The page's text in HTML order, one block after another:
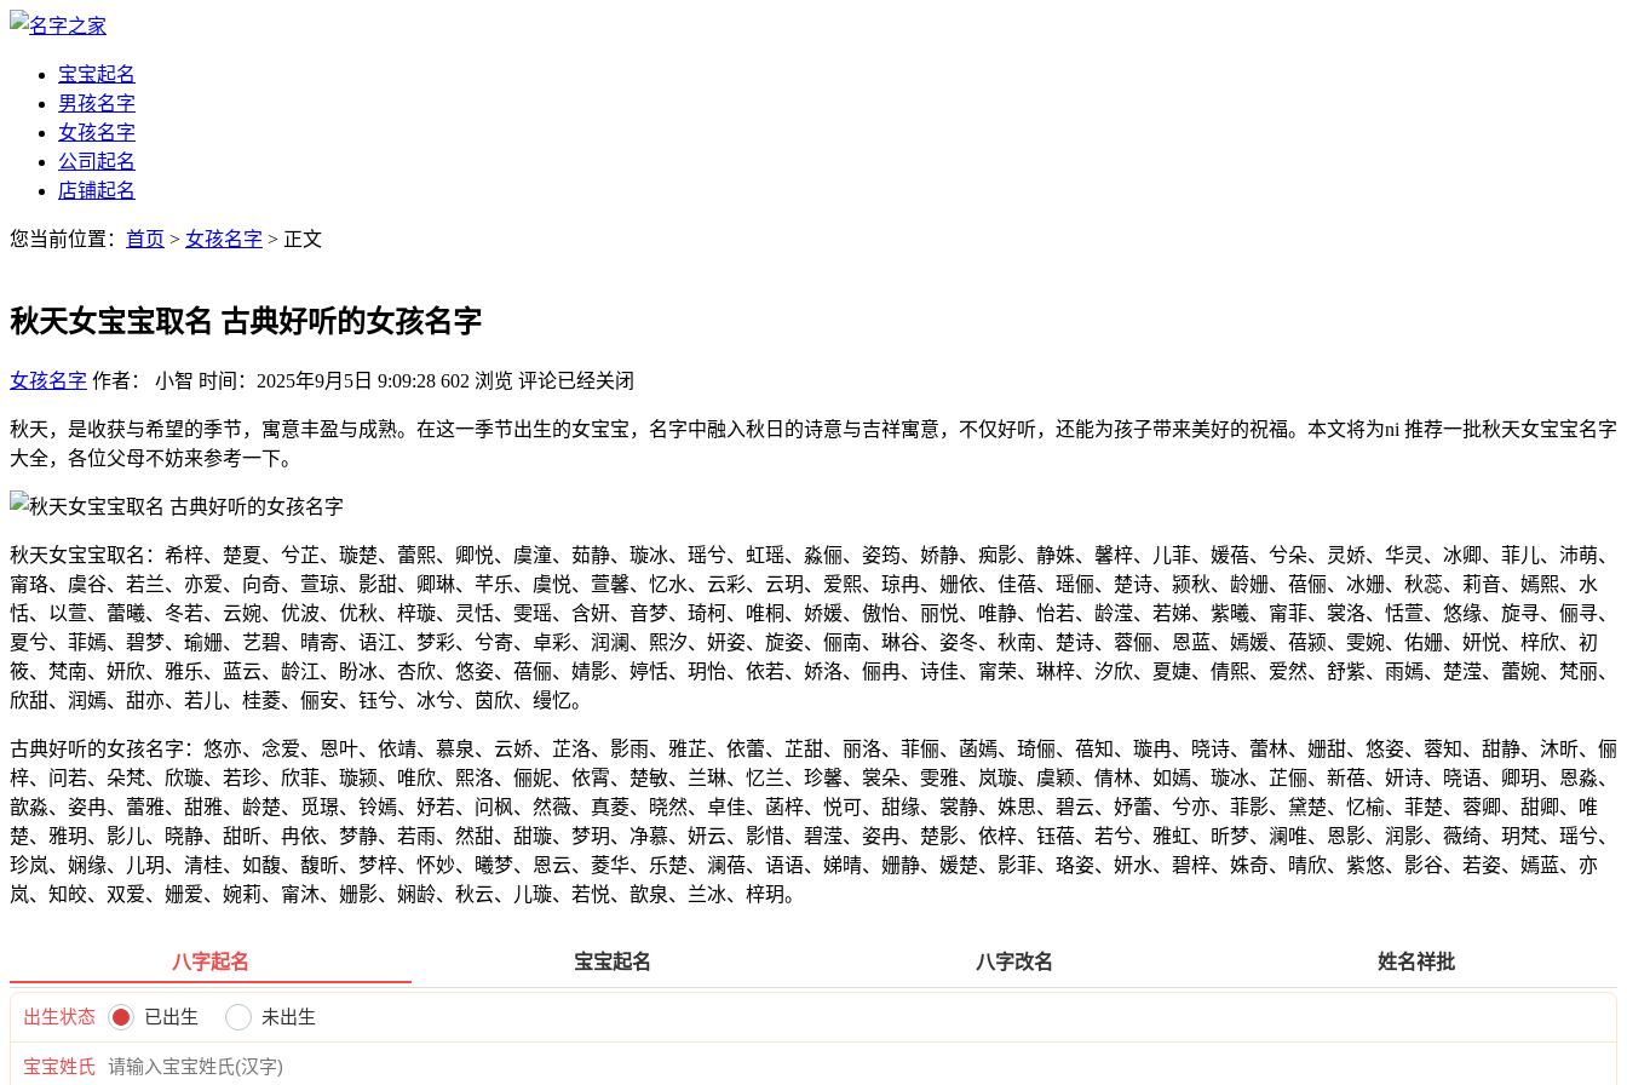
宝宝起名
男孩名字
女孩名字
公司起名
店铺起名
您当前位置： 首页 > 女孩名字 > 正文
秋天女宝宝取名 古典好听的女孩名字
女孩名字 作者： 小智 时间：2025年9月5日 9:09:28 602 浏览 评论已经关闭
秋天，是收获与希望的季节，寓意丰盈与成熟。在这一季节出生的女宝宝，名字中融入秋日的诗意与吉祥寓意，不仅好听，还能为孩子带来美好的祝福。本文将为ni 推荐一批秋天女宝宝名字
大全，各位父母不妨来参考一下。
秋天女宝宝取名：希梓、楚夏、兮芷、璇楚、蕾熙、卿悦、虞潼、茹静、璇冰、瑶兮、虹瑶、淼俪、姿筠、娇静、痴影、静姝、馨梓、儿菲、媛蓓、兮朵、灵娇、华灵、冰卿、菲儿、沛萌、
甯珞、虞谷、若兰、亦爱、向奇、萱琼、影甜、卿琳、芊乐、虞悦、萱馨、忆水、云彩、云玥、爱熙、琼冉、姗依、佳蓓、瑶俪、楚诗、颍秋、龄姗、蓓俪、冰姗、秋蕊、莉音、嫣熙、水
恬、以萱、蕾曦、冬若、云婉、优波、优秋、梓璇、灵恬、雯瑶、含妍、音梦、琦柯、唯桐、娇媛、傲怡、丽悦、唯静、怡若、龄滢、若娣、紫曦、甯菲、裳洛、恬萱、悠缘、旋寻、俪寻、
夏兮、菲嫣、碧梦、瑜姗、艺碧、晴寄、语江、梦彩、兮寄、卓彩、润澜、熙汐、妍姿、旋姿、俪南、琳谷、姿冬、秋南、楚诗、蓉俪、恩蓝、嫣媛、蓓颍、雯婉、佑姗、妍悦、梓欣、初
筱、梵南、妍欣、雅乐、蓝云、龄江、盼冰、杏欣、悠姿、蓓俪、婧影、婷恬、玥怡、依若、娇洛、俪冉、诗佳、甯荣、琳梓、汐欣、夏婕、倩熙、爱然、舒紫、雨嫣、楚滢、蕾婉、梵丽、
欣甜、润嫣、甜亦、若儿、桂菱、俪安、钰兮、冰兮、茵欣、缦忆。
古典好听的女孩名字：悠亦、念爱、恩叶、依靖、慕泉、云娇、芷洛、影雨、雅芷、依蕾、芷甜、丽洛、菲俪、菡嫣、琦俪、蓓知、璇冉、晓诗、蕾林、姗甜、悠姿、蓉知、甜静、沐昕、俪
梓、问若、朵梵、欣璇、若珍、欣菲、璇颍、唯欣、熙洛、俪妮、依霄、楚敏、兰琳、忆兰、珍馨、裳朵、雯雅、岚璇、虞颖、倩林、如嫣、璇冰、芷俪、新蓓、妍诗、晓语、卿玥、恩淼、
歆淼、姿冉、蕾雅、甜雅、龄楚、觅璟、铃嫣、妤若、问枫、然薇、真菱、晓然、卓佳、菡梓、悦可、甜缘、裳静、姝思、碧云、妤蕾、兮亦、菲影、黛楚、忆榆、菲楚、蓉卿、甜卿、唯
楚、雅玥、影儿、晓静、甜昕、冉依、梦静、若雨、然甜、甜璇、梦玥、净慕、妍云、影惜、碧滢、姿冉、楚影、依梓、钰蓓、若兮、雅虹、昕梦、澜唯、恩影、润影、薇绮、玥梵、瑶兮、
珍岚、娴缘、儿玥、清桂、如馥、馥昕、梦梓、怀妙、曦梦、恩云、菱华、乐楚、澜蓓、语语、娣晴、姗静、媛楚、影菲、珞姿、妍水、碧梓、姝奇、晴欣、紫悠、影谷、若姿、嫣蓝、亦
岚、知皎、双爱、姗爱、婉莉、甯沐、姗影、娴龄、秋云、儿璇、若悦、歆泉、兰冰、梓玥。
八字起名 宝宝起名 八字改名 姓名祥批
出生状态 已出生 未出生
宝宝姓氏